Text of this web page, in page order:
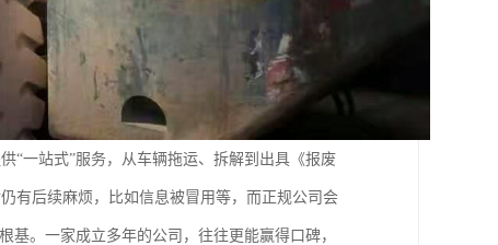
“一站式”服务，从车辆拖运、拆解到出具《报废
有后续麻烦，比如信息被冒用等，而正规公司会
基。一家成立多年的公司，往往更能赢得口碑，